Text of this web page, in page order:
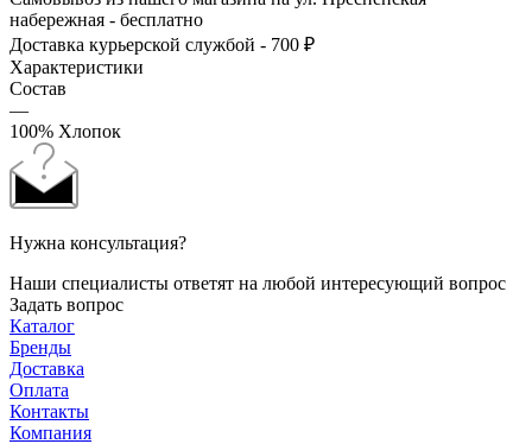
набережная - бесплатно
Доставка курьерской службой - 700 ₽
Характеристики
Состав
—
100% Хлопок
Нужна консультация?
Наши специалисты ответят на любой интересующий вопрос
Задать вопрос
Каталог
Бренды
Доставка
Оплата
Контакты
Компания